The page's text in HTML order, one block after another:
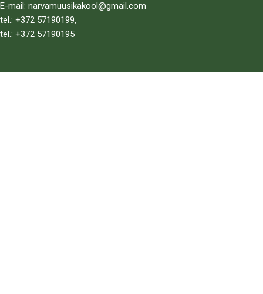
E-mail: narvamuusikakool@gmail.com
tel.: +372 57190199,
tel.: +372 57190195